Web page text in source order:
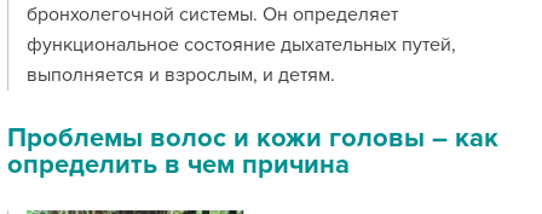
бронхолегочной системы. Он определяет
функциональное состояние дыхательных путей,
выполняется и взрослым, и детям.
Проблемы волос и кожи головы – как
определить в чем причина